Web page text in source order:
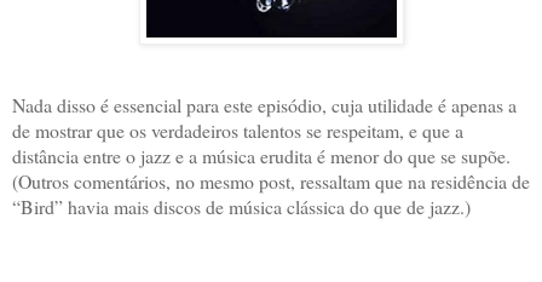
Nada disso é essencial para este episódio, cuja utilidade é apenas a
de mostrar que os verdadeiros talentos se respeitam, e que a
distância entre o jazz e a música erudita é menor do que se supõe.
(Outros comentários, no mesmo post, ressaltam que na residência de
“Bird” havia mais discos de música clássica do que de jazz.)